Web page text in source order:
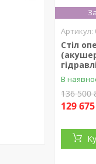
Стіл
В
136 500
129